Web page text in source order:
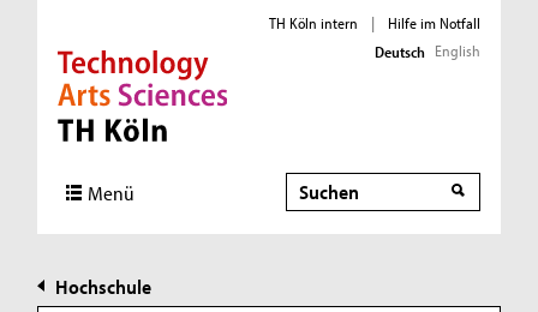
Direkt zur Hauptnavigation
Direkt zur Subnavigation
Direkt zum Inhalt
Direkt zum Fußbereich
TH Köln intern |
Hilfe im Notfall
Deutsch English
Menü Suche
Hochschule